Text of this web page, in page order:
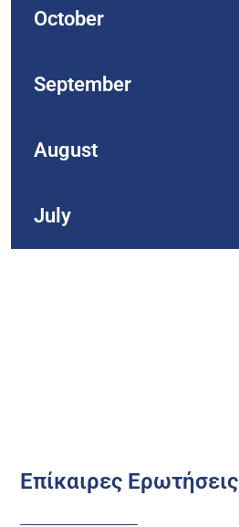
October
September
August
July
Επίκαιρες Ερωτήσεις